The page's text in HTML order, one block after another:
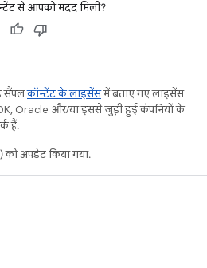
से आपको मदद मिली?
सैंपलकॉन्टेंट के लाइसेंसमें बताए गए लाइसेंस
Oracle और/या इससे जुड़ी हुई कंपनियों के
हैं.
अपडेट किया गया.